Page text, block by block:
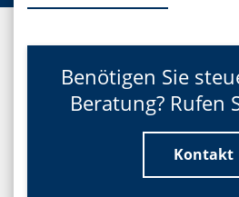
Benötigen Sie
Beratung? Rufen
Kontakt